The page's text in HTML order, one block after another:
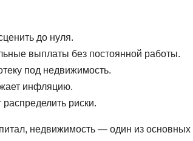
до нуля.
выплаты без постоянной работы.
под недвижимость.
инфляцию.
риски.
недвижимость — один из основных